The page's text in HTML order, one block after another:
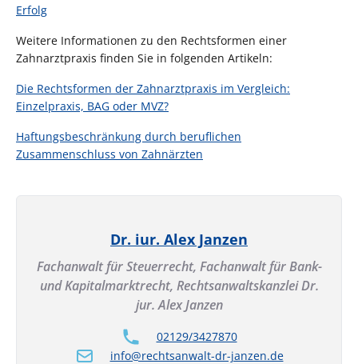
Erfolg
Weitere Informationen zu den Rechtsformen einer
Zahnarztpraxis finden Sie in folgenden Artikeln:
Die Rechtsformen der Zahnarztpraxis im Vergleich:
Einzelpraxis, BAG oder MVZ?
Haftungsbeschränkung durch beruflichen
Zusammenschluss von Zahnärzten
Dr. iur. Alex Janzen
Fachanwalt für Steuerrecht, Fachanwalt für Bank-
und Kapitalmarktrecht, Rechtsanwaltskanzlei Dr.
jur. Alex Janzen
02129/3427870
info@rechtsanwalt-dr-janzen.de